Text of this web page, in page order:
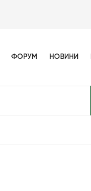
ФОРУМ НОВИНИ